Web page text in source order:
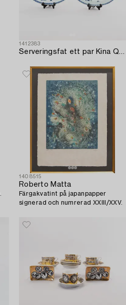
1412383
Serveringsfat ett par Kina Qianlong (1736-95) porslin.
1408515
Roberto Matta
Färgakvatint på japanpapper
signerad och numrerad XXIII/XXV.